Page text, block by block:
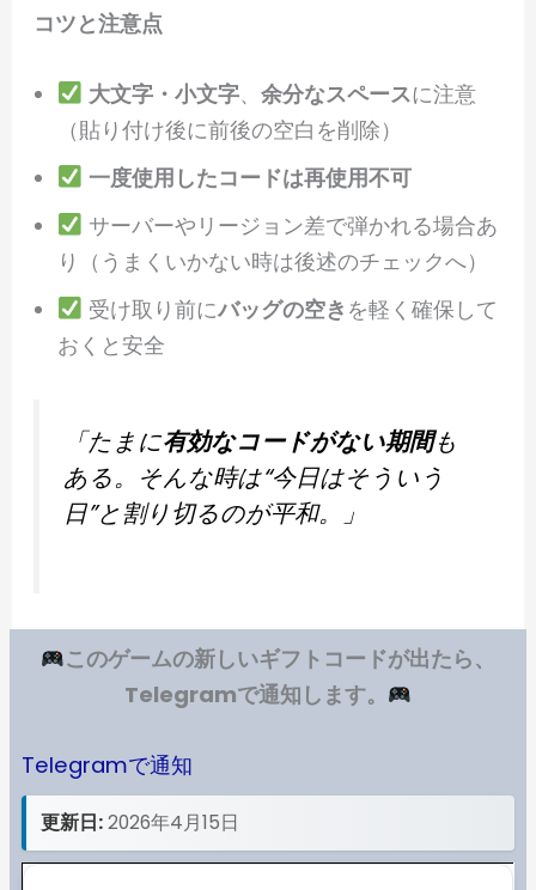
コツと注意点
大文字・小文字、 余分なスペースに注意
（貼り付け後に前後の空白を削除）
一度使用したコードは再使用不可
サーバーやリージョン差で弾かれる場合あ
り（うまくいかない時は後述のチェックへ）
受け取り前にバッグの空き を軽く確保して
おくと安全
「たまに有効なコードがない期間も
ある。そんな時は“今日はそういう
日”と割り切るのが平和。」
このゲームの新しいギフトコードが出たら、
Telegramで通知します。
Telegramで通知
更新日:2026年4月15日